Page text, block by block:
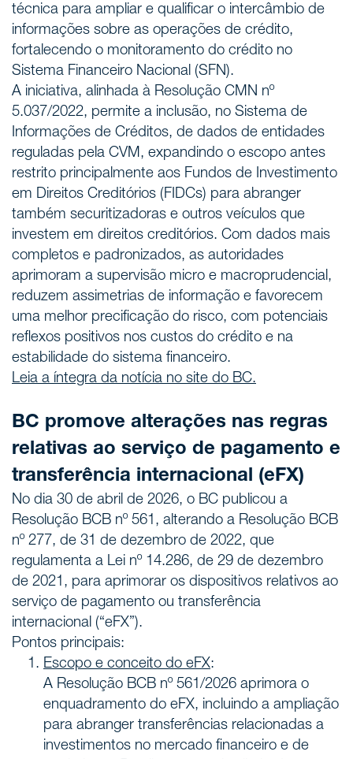
técnica para ampliar e qualificar o intercâmbio de
informações sobre as operações de crédito,
fortalecendo o monitoramento do crédito no
Sistema Financeiro Nacional (SFN).
A iniciativa, alinhada à Resolução CMN nº
5.037/2022, permite a inclusão, no Sistema de
Informações de Créditos, de dados de entidades
reguladas pela CVM, expandindo o escopo antes
restrito principalmente aos Fundos de Investimento
em Direitos Creditórios (FIDCs) para abranger
também securitizadoras e outros veículos que
investem em direitos creditórios. Com dados mais
completos e padronizados, as autoridades
aprimoram a supervisão micro e macroprudencial,
reduzem assimetrias de informação e favorecem
uma melhor precificação do risco, com potenciais
reflexos positivos nos custos do crédito e na
estabilidade do sistema financeiro.
Leia a íntegra da notícia no site do BC.
BC promove alterações nas regras
relativas ao serviço de pagamento e
transferência internacional (eFX)
No dia 30 de abril de 2026, o BC publicou a
Resolução BCB nº 561, alterando a Resolução BCB
nº 277, de 31 de dezembro de 2022, que
regulamenta a Lei nº 14.286, de 29 de dezembro
de 2021, para aprimorar os dispositivos relativos ao
serviço de pagamento ou transferência
internacional (“eFX”).
Pontos principais:
Escopo e conceito do eFX:
A Resolução BCB nº 561/2026 aprimora o
enquadramento do eFX, incluindo a ampliação
para abranger transferências relacionadas a
investimentos no mercado financeiro e de